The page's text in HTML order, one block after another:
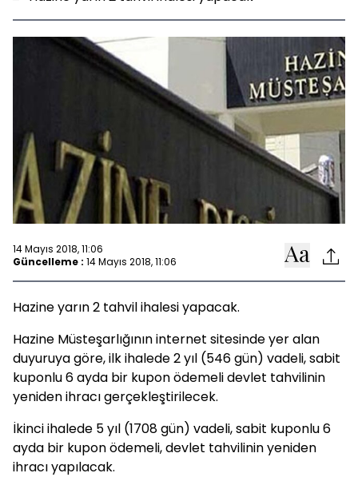
14 Mayıs 2018, 11:06
Güncelleme : 14 Mayıs 2018, 11:06
Hazine yarın 2 tahvil ihalesi yapacak.
Hazine Müsteşarlığının internet sitesinde yer alan
duyuruya göre, ilk ihalede 2 yıl (546 gün) vadeli, sabit
kuponlu 6 ayda bir kupon ödemeli devlet tahvilinin
yeniden ihracı gerçekleştirilecek.
İkinci ihalede 5 yıl (1708 gün) vadeli, sabit kuponlu 6
ayda bir kupon ödemeli, devlet tahvilinin yeniden
ihracı yapılacak.